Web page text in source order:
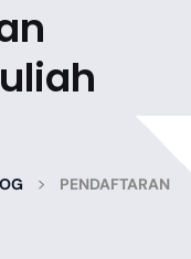
>
PENDAFTARAN